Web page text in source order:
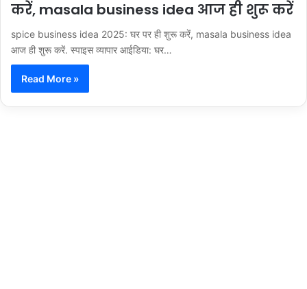
करें, masala business idea आज ही शुरू करें
spice business idea 2025: घर पर ही शुरू करें, masala business idea
आज ही शुरू करें. स्पाइस व्यापार आईडिया: घर…
Read More »